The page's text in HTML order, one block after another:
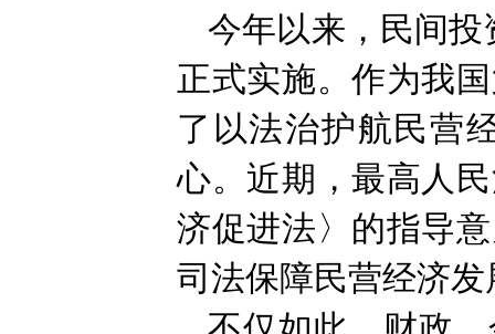
今年以来，民间
正式实施。作为我
了以法治护航民营
心。近期，最高人
济促进法〉的指导
司法保障民营经济